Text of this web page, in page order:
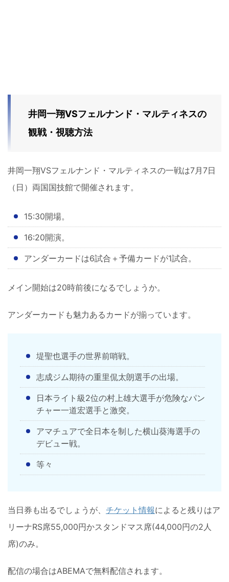
井岡一翔VSフェルナンド・マルティネスの
観戦・視聴方法
井岡一翔VSフェルナンド・マルティネスの一戦は7月7日
（日）両国国技館で開催されます。
15:30開場。
16:20開演。
アンダーカードは6試合＋予備カードが1試合。
メイン開始は20時前後になるでしょうか。
アンダーカードも魅力あるカードが揃っています。
堤聖也選手の世界前哨戦。
志成ジム期待の重里侃太朗選手の出場。
日本ライト級2位の村上雄大選手が危険なパン
チャー一道宏選手と激突。
アマチュアで全日本を制した横山葵海選手の
デビュー戦。
等々
当日券も出るでしょうが、 チケット情報によると残りはア
リーナRS席55,000円かスタンドマス席(44,000円の2人
席)のみ。
配信の場合はABEMAで無料配信されます。